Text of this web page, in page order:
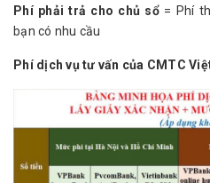
Phí phải trả cho chủ sổ= Phí
bạn có nhu cầu
Phí dịch vụ tư vấn của CMTC